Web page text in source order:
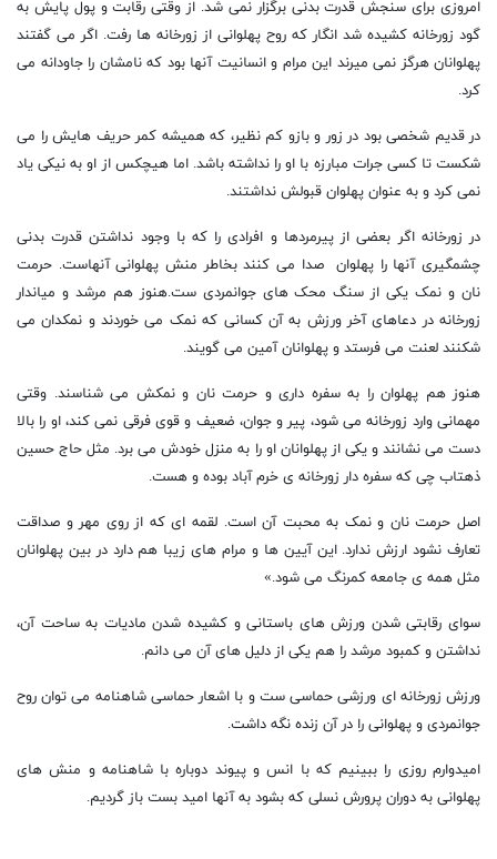
امروزی برای سنجش قدرت بدنی برگزار نمی شد. از وقتی رقابت و پول پایش به
گود زورخانه کشیده شد انگار که روح پهلوانی از زورخانه ها رفت. اگر می گفتند
پهلوانان هرگز نمی میرند این مرام و انسانیت آنها بود که نامشان را جاودانه می
کرد.
در قدیم شخصی بود در زور و بازو کم نظیر، که همیشه کمر حریف هایش را می
شکست تا کسی جرات مبارزه با او را نداشته باشد. اما هیچکس از او به نیکی یاد
نمی کرد و به عنوان پهلوان قبولش نداشتند.
در زورخانه اگر بعضی از پیرمردها و افرادی را که با وجود نداشتن قدرت بدنی
چشمگیری آنها را پهلوان صدا می کنند بخاطر منش پهلوانی آنهاست. حرمت
نان و نمک یکی از سنگ محک های جوانمردی ست.هنوز هم مرشد و میاندار
زورخانه در دعاهای آخر ورزش به آن کسانی که نمک می خوردند و نمکدان می
شکنند لعنت می فرستد و پهلوانان آمین می گویند.
هنوز هم پهلوان را به سفره داری و حرمت نان و نمکش می شناسند. وقتی
مهمانی وارد زورخانه می شود، پیر و جوان، ضعیف و قوی فرقی نمی کند، او را بالا
دست می نشانند و یکی از پهلوانان او را به منزل خودش می برد. مثل حاج حسین
ذهتاب چی که سفره دار زورخانه ی خرم آباد بوده و هست.
اصل حرمت نان و نمک به محبت آن است. لقمه ای که از روی مهر و صداقت
تعارف نشود ارزش ندارد. این آیین ها و مرام های زیبا هم دارد در بین پهلوانان
مثل همه ی جامعه کمرنگ می شود.»
سوای رقابتی شدن ورزش های باستانی و کشیده شدن مادیات به ساحت آن،
نداشتن و کمبود مرشد را هم یکی از دلیل های آن می دانم.
ورزش زورخانه ای ورزشی حماسی ست و با اشعار حماسی شاهنامه می توان روح
جوانمردی و پهلوانی را در آن زنده نگه داشت.
امیدوارم روزی را ببینیم که با انس و پیوند دوباره با شاهنامه و منش های
پهلوانی به دوران پرورش نسلی که بشود به آنها امید بست باز گردیم.